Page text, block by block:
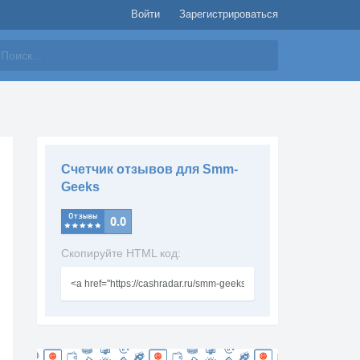
Войти Зарегистрироваться
Счетчик отзывов для Smm-
Geeks
Скопируйте HTML код: